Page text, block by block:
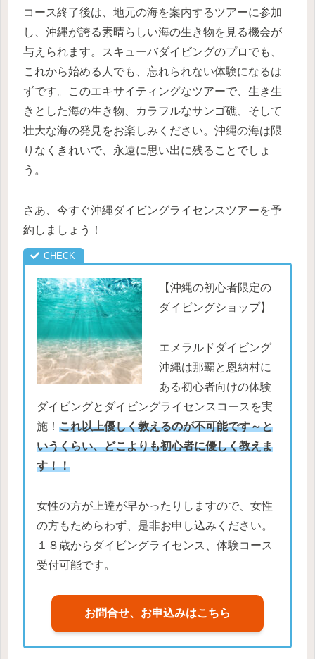
コース終了後は、地元の海を案内するツアーに参加
し、沖縄が誇る素晴らしい海の生き物を見る機会が
与えられます。スキューバダイビングのプロでも、
これから始める人でも、忘れられない体験になるは
ずです。このエキサイティングなツアーで、生き生
きとした海の生き物、カラフルなサンゴ礁、そして
壮大な海の発見をお楽しみください。沖縄の海は限
りなくきれいで、永遠に思い出に残ることでしょ
う。
さあ、今すぐ沖縄ダイビングライセンスツアーを予
約しましょう！
【沖縄の初心者限定の
ダイビングショップ】
エメラルドダイビング
沖縄は那覇と恩納村に
ある初心者向けの体験
ダイビングとダイビングライセンスコースを実
施！ これ以上優しく教えるのが不可能です～と
いうくらい、どこよりも初心者に優しく教えま
す！！
女性の方が上達が早かったりしますので、女性
の方もためらわず、是非お申し込みください。
１８歳からダイビングライセンス、体験コース
受付可能です。
お問合せ、お申込みはこちら